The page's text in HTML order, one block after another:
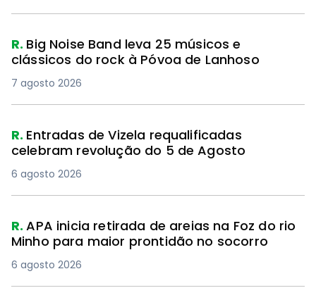
R. Big Noise Band leva 25 músicos e
clássicos do rock à Póvoa de Lanhoso
7 agosto 2026
R. Entradas de Vizela requalificadas
celebram revolução do 5 de Agosto
6 agosto 2026
R.APA inicia retirada de areias na Foz do rio
Minho para maior prontidão no socorro
6 agosto 2026